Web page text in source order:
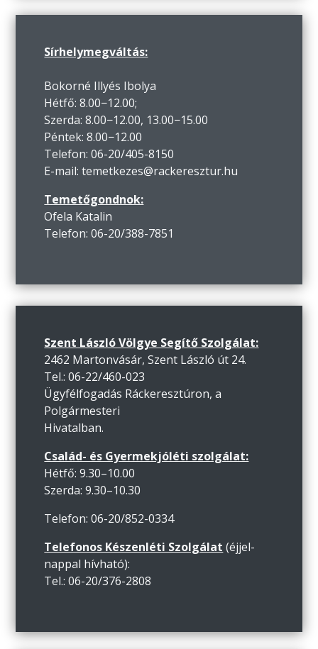
Sírhelymegváltás:
Bokorné Illyés Ibolya
Hétfő: 8.00−12.00;
Szerda: 8.00−12.00, 13.00−15.00
Péntek: 8.00−12.00
Telefon: 06-20/405-8150
E-mail: temetkezes@rackeresztur.hu
Temetőgondnok:
Ofela Katalin
Telefon: 06-20/388-7851
Szent László Völgye Segítő Szolgálat:
2462 Martonvásár, Szent László út 24.
Tel.: 06-22/460-023
Ügyfélfogadás Ráckeresztúron, a
Polgármesteri
Hivatalban.
Család- és Gyermekjóléti szolgálat:
Hétfő: 9.30–10.00
Szerda: 9.30–10.30
Telefon: 06-20/852-0334
Telefonos Készenléti Szolgálat (éjjel-
nappal hívható):
Tel.: 06-20/376-2808